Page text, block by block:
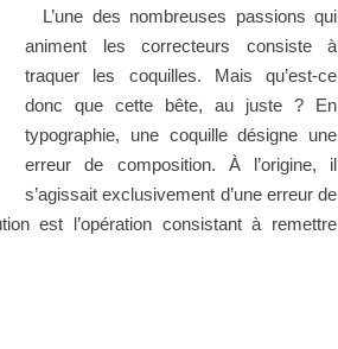
L’une des nombreuses passions qui
animent les correcteurs consiste à
traquer les coquilles. Mais qu’est-ce
donc que cette bête, au juste ? En
typographie, une coquille désigne une
erreur de composition. À l’origine, il
s’agissait exclusivement d’une erreur de
est l’opération consistant à remettre